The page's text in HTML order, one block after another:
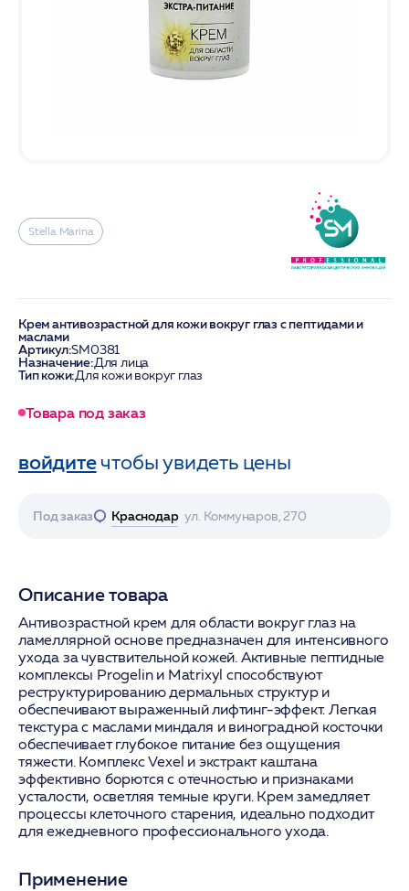
Stella Marina
Крем антивозрастной для кожи вокруг глаз с пептидами и
маслами
Артикул:SM0381
Назначение:Для лица
Тип кожи:Для кожи вокруг глаз
Товара под заказ
войдитечтобы увидеть цены
Под заказ Краснодар ул. Коммунаров, 270
Описание товара
Антивозрастной крем для области вокруг глаз на
ламеллярной основе предназначен для интенсивного
ухода за чувствительной кожей. Активные пептидные
комплексы Progelin и Matrixyl способствуют
реструктурированию дермальных структур и
обеспечивают выраженный лифтинг-эффект. Легкая
текстура с маслами миндаля и виноградной косточки
обеспечивает глубокое питание без ощущения
тяжести. Комплекс Vexel и экстракт каштана
эффективно борются с отечностью и признаками
усталости, осветляя темные круги. Крем замедляет
процессы клеточного старения, идеально подходит
для ежедневного профессионального ухода.
Применение